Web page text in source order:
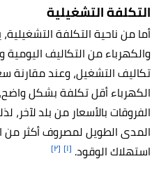
التكلفة التشغيلية
أما من ناحية التكلفة
والكهرباء من التكاليف
تكاليف التشغيل، وعند مقارنة
الكهرباء أقل تكلفة بشكل واضح،
الفروقات بالأسعار من بلد لآخر،
المدى الطويل لمصروف أكثر من
استهلاك الوقود. [١] [٢]